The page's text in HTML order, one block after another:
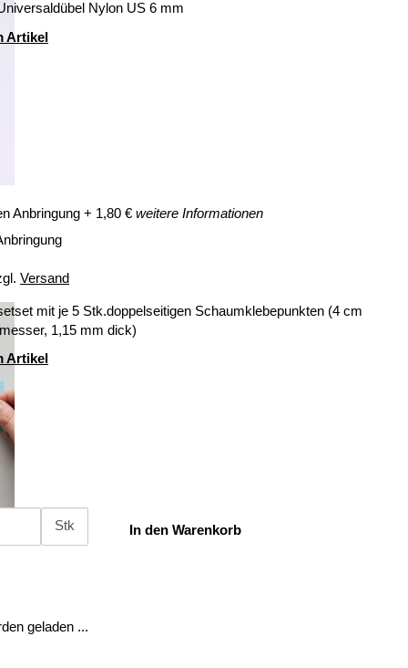
Nylon US 6 mm
Artikel
Anbringung + 1,80 € weitere Informationen
Versand
mit je 5 Stk.doppelseitigen Schaumklebepunkten (4 cm
1,15 mm dick)
Artikel
Stk In den Warenkorb
geladen ...